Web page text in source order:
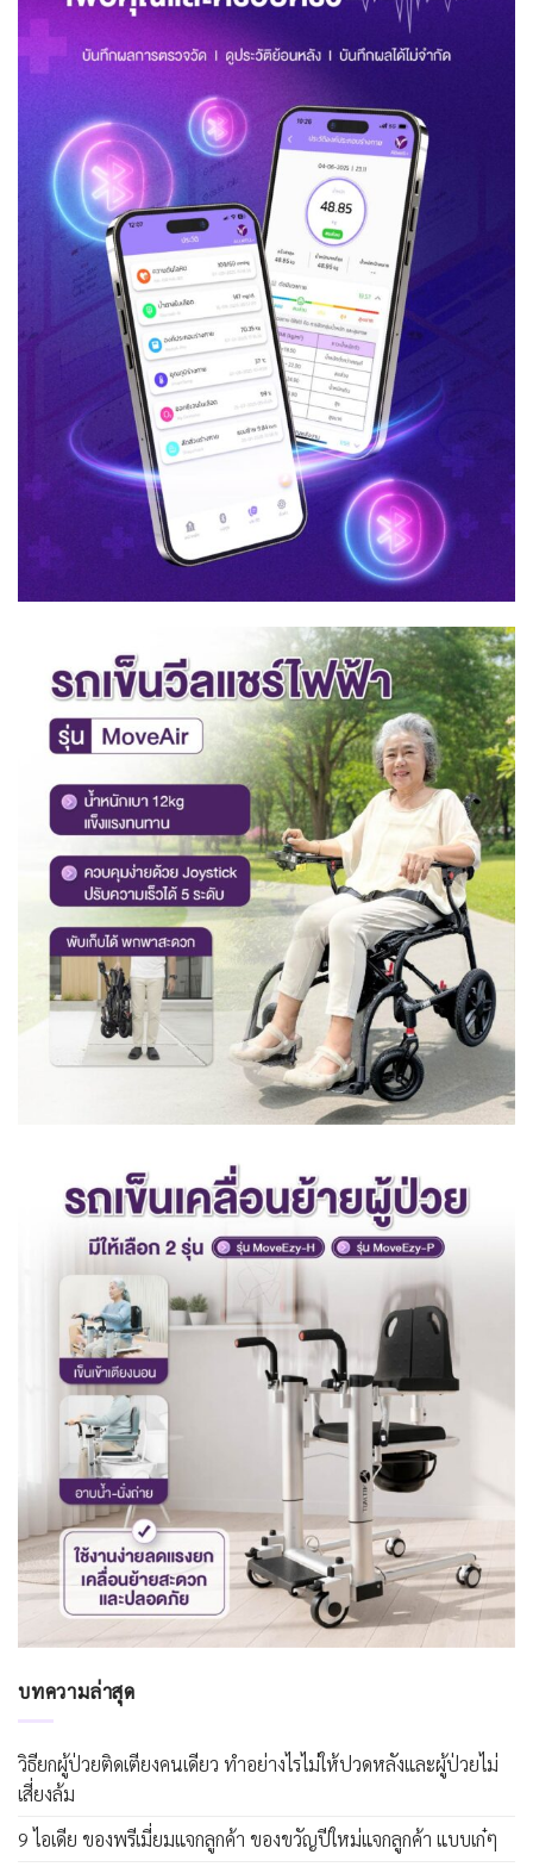
บทความล่าสุด
วิธียกผู้ป่วยติดเตียงคนเดียว ทำอย่างไรไม่ให้ปวดหลังและผู้ป่วยไม่
เสี่ยงล้ม
9 ไอเดีย ของพรีเมี่ยมแจกลูกค้า ของขวัญปีใหม่แจกลูกค้า แบบเก๋ๆ